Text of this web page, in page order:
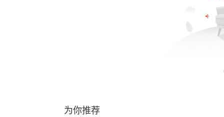
为你推荐